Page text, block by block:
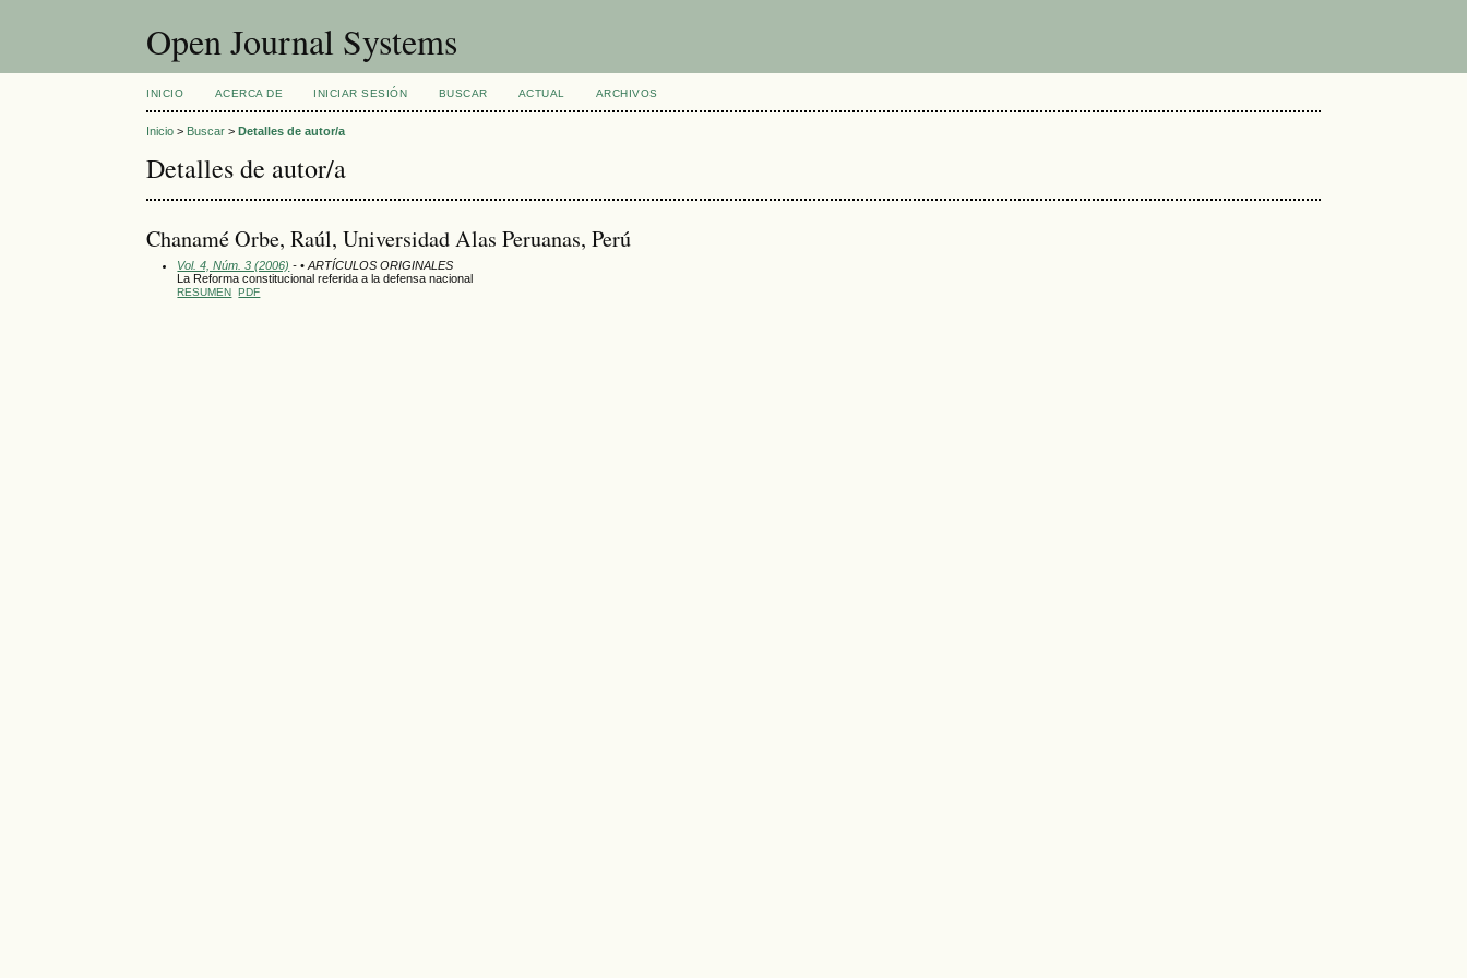
Open Journal Systems
INICIO ACERCA DE INICIAR SESIÓN BUSCAR ACTUAL ARCHIVOS
Inicio > Buscar >Detalles de autor/a
Detalles de autor/a
Chanamé Orbe, Raúl, Universidad Alas Peruanas, Perú
Vol. 4, Núm. 3 (2006) - • ARTÍCULOS ORIGINALES
La Reforma constitucional referida a la defensa nacional
RESUMEN PDF